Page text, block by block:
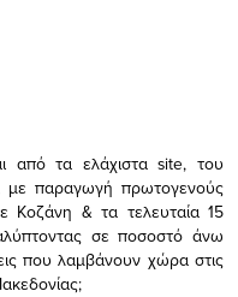
από τα ελάχισταsite, του
με παραγωγή πρωτογενούς
Κοζάνη & τα τελευταία 15
σε ποσοστό άνω
που λαμβάνουν χώρα στις